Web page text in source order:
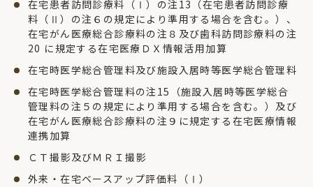
在宅患者訪問診療料（Ⅰ）の注13（在宅患者訪問診療
料（Ⅱ）の注６の規定により準用する場合を含む。）、
在宅がん医療総合診療料の注８及び歯科訪問診療料の注
20 に規定する在宅医療ＤＸ情報活用加算
在宅時医学総合管理料及び施設入居時等医学総合管理料
在宅時医学総合管理料の注15（施設入居時等医学総合
管理料の注５の規定により準用する場合を含む。）及び
在宅がん医療総合診療料の注９に規定する在宅医療情報
連携加算
ＣＴ撮影及びＭＲＩ撮影
外来・在宅ベースアップ評価料（Ⅰ）